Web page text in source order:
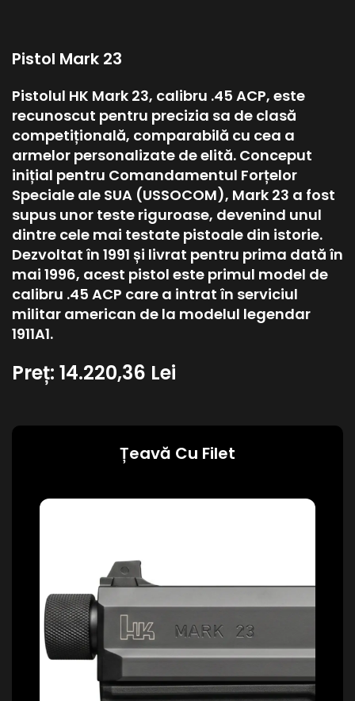
Pistol Mark 23
Pistolul HK Mark 23, calibru .45 ACP, este
recunoscut pentru precizia sa de clasă
competițională, comparabilă cu cea a
armelor personalizate de elită. Conceput
inițial pentru Comandamentul Forțelor
Speciale ale SUA (USSOCOM), Mark 23 a fost
supus unor teste riguroase, devenind unul
dintre cele mai testate pistoale din istorie.
Dezvoltat în 1991 și livrat pentru prima dată în
mai 1996, acest pistol este primul model de
calibru .45 ACP care a intrat în serviciul
militar american de la modelul legendar
1911A1.
Preț: 14.220,36 Lei
Țeavă Cu Filet